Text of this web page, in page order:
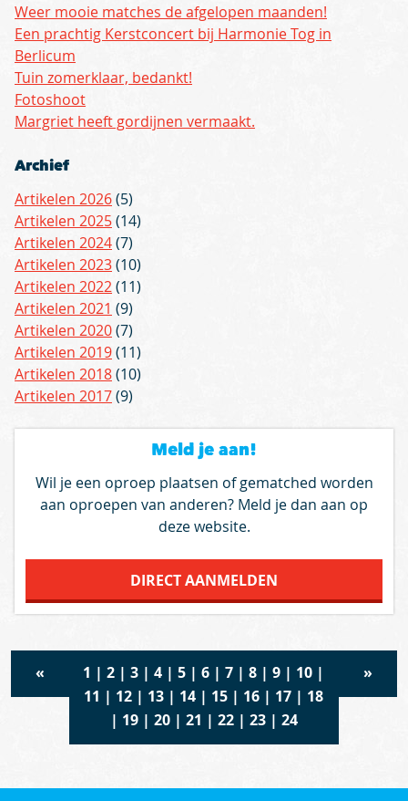
Weer mooie matches de afgelopen maanden!
Een prachtig Kerstconcert bij Harmonie Tog in
Berlicum
Tuin zomerklaar, bedankt!
Fotoshoot
Margriet heeft gordijnen vermaakt.
Archief
Artikelen 2026(5)
Artikelen 2025(14)
Artikelen 2024(7)
Artikelen 2023(10)
Artikelen 2022(11)
Artikelen 2021 (9)
Artikelen 2020(7)
Artikelen 2019(11)
Artikelen 2018(10)
Artikelen 2017(9)
Meld je aan!
Wil je een oproep plaatsen of gematched worden
aan oproepen van anderen? Meld je dan aan op
deze website.
DIRECT AANMELDEN
« 1 |2 |3 |4 |5 |6 |7 |8 |9 | 10 |
11 | 12 | 13 | 14 | 15 | 16 | 17 | 18
| 19| 20| 21 | 22| 23| 24
»